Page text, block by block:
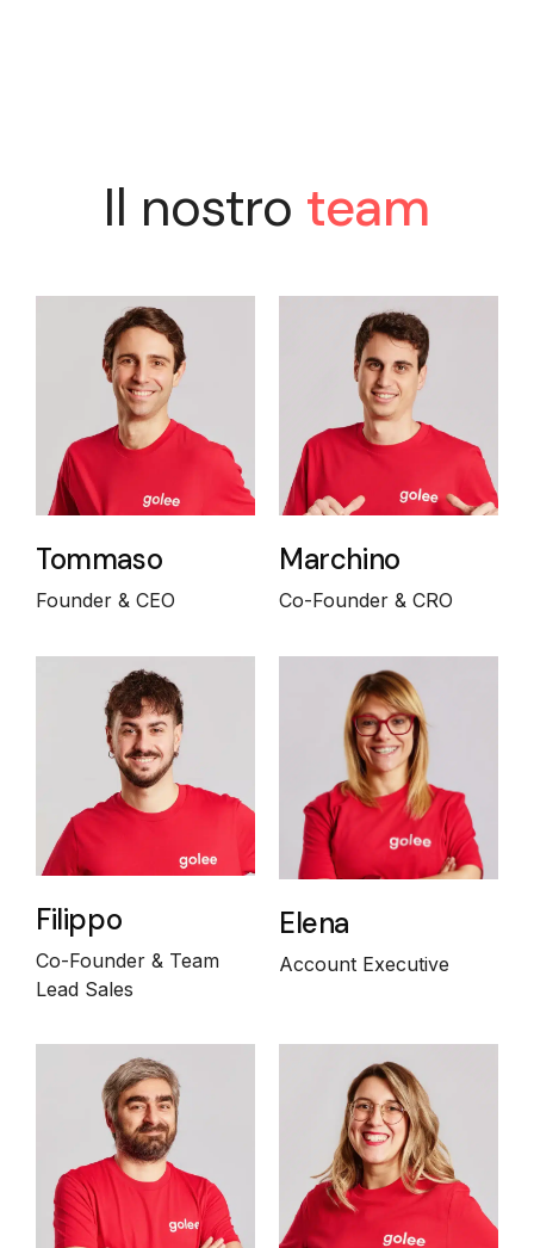
Il nostro team
Tommaso
Founder & CEO
Marchino
Co-Founder & CRO
Filippo
Co-Founder & Team
Lead Sales
Elena
Account Executive